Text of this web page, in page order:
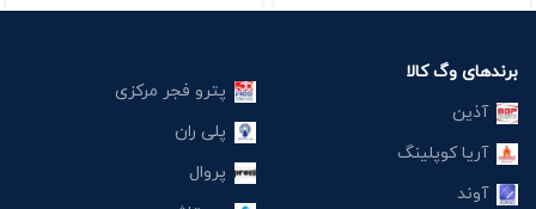
برندهای وگ کالا
آذین
آریا کوپلینگ
آوند
پترو فجر مرکزی
پلی ران
پروال